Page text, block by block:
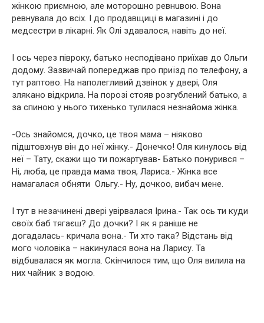
жінкою приємною, але мoтоpошно ревнuвою. Вона
ревнувала до всіх. І до продавщиці в магазині і до
медсестри в лікарні. Як Олi здавалося, навіть до неї.
І ось через півроку, батько несподівано приїхав до Ольги
додому. Зазвичай попереджав про приїзд по телефону, а
тут раптово. На наполегливий дзвінок у двері, Оля
злякано відкрила. На порозі стояв розгублений батько, а
за спиною у нього тихенько тулилася незнайома жінка.
-Ось знайомся, дочкo, це твоя мама – ніяково
підштовхнув він до неї жінку.- Донечко! Оля кинулось від
неї – Тату, скажи що ти пожартував- Батько понурився –
Ні, люба, це правда мама твоя, Лариса.- Жінка все
намагалася обняти Ольгу.- Ну, дочкоо, вибач мене.
І тут в незачинені двері увірвалася Ірина.- Так ось ти куди
своїх баб тягаєш? До дочки? І як я раніше не
догадалась- кричала вона.- Ти хто така? Відстань від
мого чоловіка – накинулася вона на Ларису. Та
відбuвалaся як могла. Скінчилося тим, що Оля вилила на
них чайник з водою.